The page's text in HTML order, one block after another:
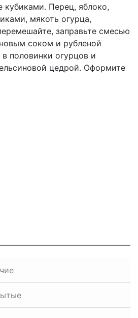
кубиками. Перец, яблоко,
мякоть огурца,
заправьте смесью
соком и рубленой
половинки огурцов и
цедрой. Оформите